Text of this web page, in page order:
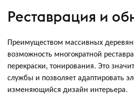
Реставрация и
Преимуществом массивных
возможность многократной
перекраски, тонирования. Это
службы и позволяет адаптировать
изменяющийся дизайн интерьера.